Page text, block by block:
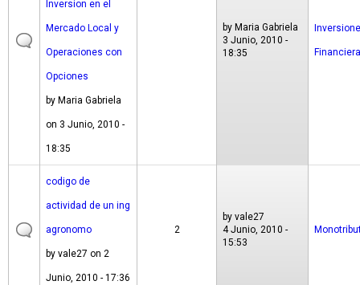
Inversion en el
Mercado Local y
Operaciones con
Opciones
by Maria Gabriela
on 3 Junio, 2010 -
18:35
by Maria Gabriela
3 Junio, 2010 -
18:35
codigo de
actividad de un ing
agronomo
by vale27 on 2
Junio, 2010 - 17:36
2
by vale27
4 Junio, 2010 -
15:53